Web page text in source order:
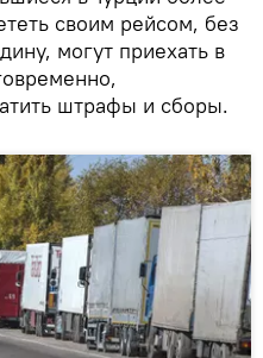
своим рейсом, без
могут приехать в
штрафы и сборы.